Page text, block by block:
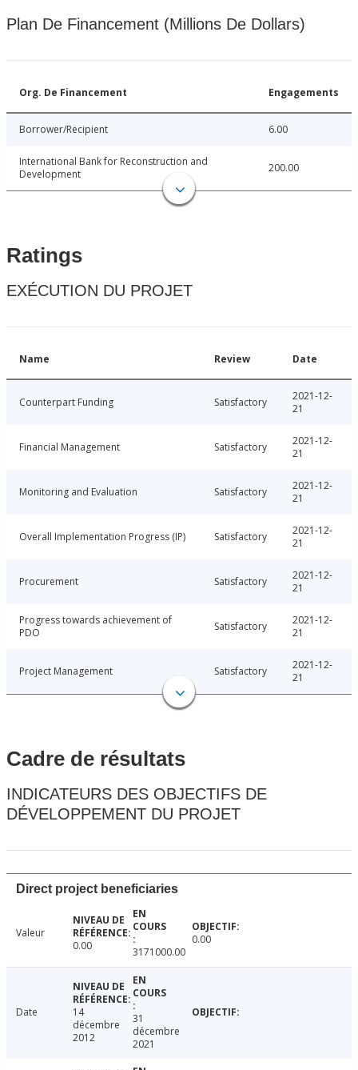
Plan De Financement (Millions De Dollars)
Org. De Financement Engagements
Borrower/Recipient 6.00
International Bank for Reconstruction and
Development
200.00
Ratings
EXÉCUTION DU PROJET
Name Review Date
Counterpart Funding Satisfactory
2021-12-
21
Financial Management Satisfactory
2021-12-
21
Monitoring and Evaluation Satisfactory
2021-12-
21
Overall Implementation Progress (IP) Satisfactory
2021-12-
21
Procurement Satisfactory
2021-12-
21
Progress towards achievement of
PDO
Satisfactory
2021-12-
21
Project Management Satisfactory
2021-12-
21
Cadre de résultats
INDICATEURS DES OBJECTIFS DE
DÉVELOPPEMENT DU PROJET
Direct project beneficiaries
Valeur
0.00
3171000.00
0.00
Date
14
décembre
2012
31
décembre
2021